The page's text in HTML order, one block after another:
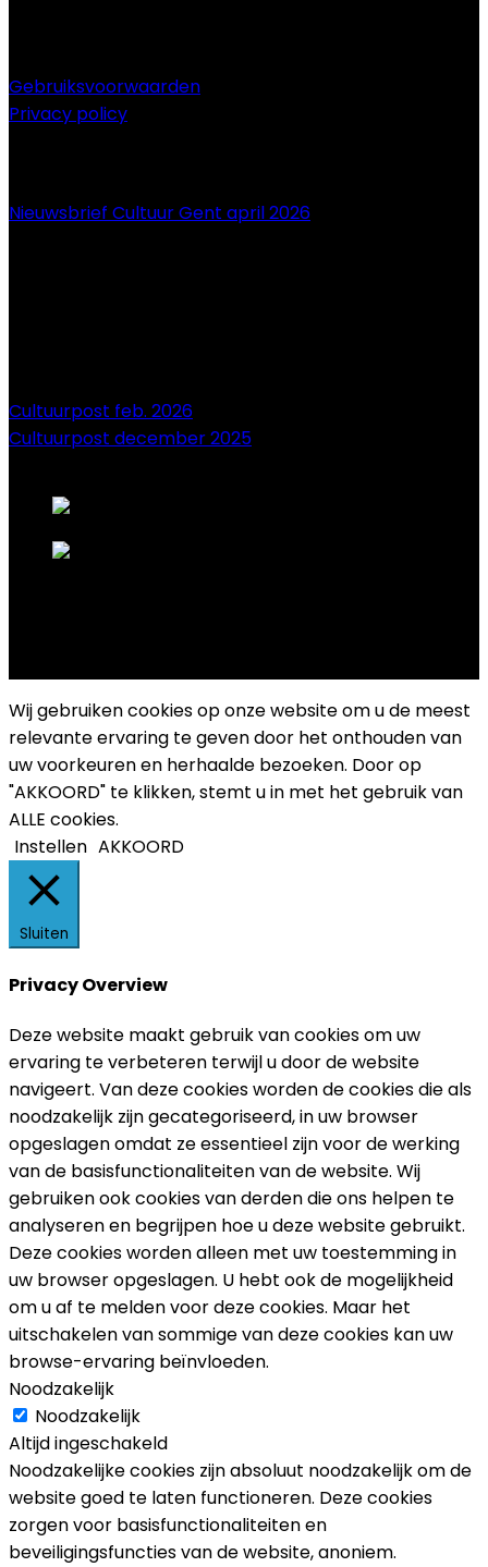
Gebruiksvoorwaarden
Privacy policy
Nieuwsbrief Cultuur Gent april 2026
Cultuurpost feb. 2026
Cultuurpost december 2025
Wij gebruiken cookies op onze website om u de meest
relevante ervaring te geven door het onthouden van
uw voorkeuren en herhaalde bezoeken. Door op
"AKKOORD" te klikken, stemt u in met het gebruik van
ALLE cookies.
Instellen AKKOORD
Sluiten
Privacy Overview
Deze website maakt gebruik van cookies om uw
ervaring te verbeteren terwijl u door de website
navigeert. Van deze cookies worden de cookies die als
noodzakelijk zijn gecategoriseerd, in uw browser
opgeslagen omdat ze essentieel zijn voor de werking
van de basisfunctionaliteiten van de website. Wij
gebruiken ook cookies van derden die ons helpen te
analyseren en begrijpen hoe u deze website gebruikt.
Deze cookies worden alleen met uw toestemming in
uw browser opgeslagen. U hebt ook de mogelijkheid
om u af te melden voor deze cookies. Maar het
uitschakelen van sommige van deze cookies kan uw
browse-ervaring beïnvloeden.
Noodzakelijk
Noodzakelijk
Altijd ingeschakeld
Noodzakelijke cookies zijn absoluut noodzakelijk om de
website goed te laten functioneren. Deze cookies
zorgen voor basisfunctionaliteiten en
beveiligingsfuncties van de website, anoniem.